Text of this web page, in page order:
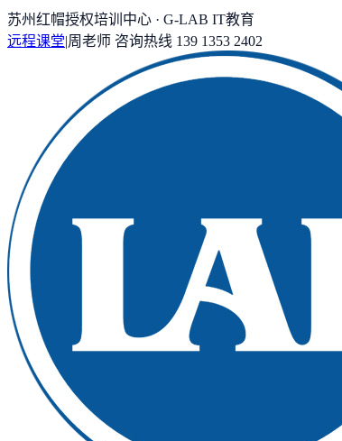
苏州红帽授权培训中心 · G-LAB IT教育
远程课堂|周老师 咨询热线 139 1353 2402